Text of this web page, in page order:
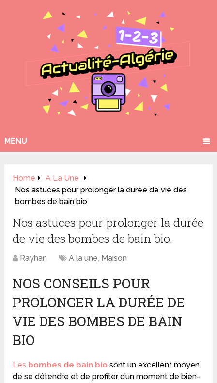
MENU
Home
A La Une
Nos astuces pour prolonger la durée de vie des
bombes de bain bio.
Nos astuces pour prolonger la durée
de vie des bombes de bain bio.
Rayhan A la une, Maison
NOS CONSEILS POUR
PROLONGER LA DURÉE DE
VIE DES BOMBES DE BAIN
BIO
Les bombes de bain bio sont un excellent moyen
de se détendre et de profiter d’un moment de bien-